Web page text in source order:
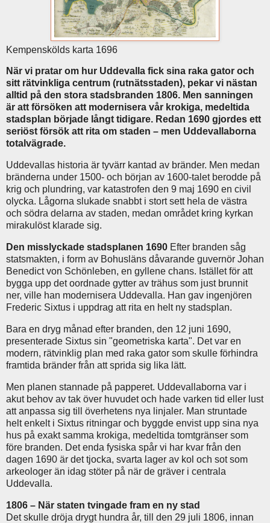
Kempenskölds karta 1696
När vi pratar om hur Uddevalla fick sina raka gator och
sitt rätvinkliga centrum (rutnätsstaden), pekar vi nästan
alltid på den stora stadsbranden 1806. Men sanningen
är att försöken att modernisera vår krokiga, medeltida
stadsplan började långt tidigare. Redan 1690 gjordes ett
seriöst försök att rita om staden – men Uddevallaborna
totalvägrade.
Uddevallas historia är tyvärr kantad av bränder. Men medan
bränderna under 1500- och början av 1600-talet berodde på
krig och plundring, var katastrofen den 9 maj 1690 en civil
olycka. Lågorna slukade snabbt i stort sett hela de västra
och södra delarna av staden, medan området kring kyrkan
mirakulöst klarade sig.
Den misslyckade stadsplanen 1690 Efter branden såg
statsmakten, i form av Bohusläns dåvarande guvernör Johan
Benedict von Schönleben, en gyllene chans. Istället för att
bygga upp det oordnade gytter av trähus som just brunnit
ner, ville han modernisera Uddevalla. Han gav ingenjören
Frederic Sixtus i uppdrag att rita en helt ny stadsplan.
Bara en dryg månad efter branden, den 12 juni 1690,
presenterade Sixtus sin "geometriska karta". Det var en
modern, rätvinklig plan med raka gator som skulle förhindra
framtida bränder från att sprida sig lika lätt.
Men planen stannade på papperet. Uddevallaborna var i
akut behov av tak över huvudet och hade varken tid eller lust
att anpassa sig till överhetens nya linjaler. Man struntade
helt enkelt i Sixtus ritningar och byggde envist upp sina nya
hus på exakt samma krokiga, medeltida tomtgränser som
före branden. Det enda fysiska spår vi har kvar från den
dagen 1690 är det tjocka, svarta lager av kol och sot som
arkeologer än idag stöter på när de gräver i centrala
Uddevalla.
1806 – När staten tvingade fram en ny stad
Det skulle dröja drygt hundra år, till den 29 juli 1806, innan